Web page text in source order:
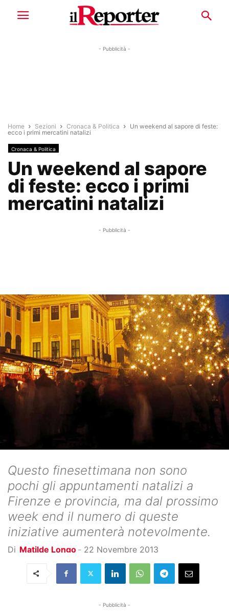
- Pubblicità -
Home Sezioni Cronaca & Politica
Un weekend al sapore di feste:
ecco i primi mercatini natalizi
Cronaca & Politica
Un weekend al sapore
di feste: ecco i primi
mercatini natalizi
- Pubblicità -
Questo finesettimana non sono
pochi gli appuntamenti natalizi a
Firenze e provincia, ma dal prossimo
week end il numero di queste
iniziative aumenterà notevolmente.
Di Matilde Longo - 22 Novembre 2013
- Pubblicità -